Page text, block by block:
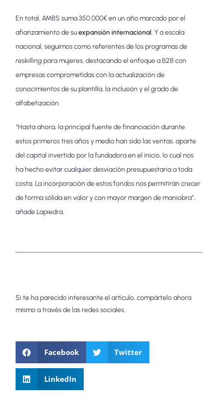
En total, AMBS suma 350.000€ en un año marcado por el
afianzamiento de suexpansión internacional. Y a escala
nacional, seguimos como referentes de los programas de
reskillingpara mujeres, destacando el enfoque a B2B con
empresas comprometidas con la actualización de
conocimientos de su plantilla, la inclusión y el grado de
alfabetización.
“Hasta ahora, la principal fuente de financiación durante
estos primeros tres años y medio han sido las ventas, aparte
del capital invertido por la fundadora en el inicio, lo cual nos
ha hecho evitar cualquier desviación presupuestaria a toda
costa. La incorporación de estos fondos nos permitirán crecer
de forma sólida en valor y con mayor margen de maniobra”,
añade Lapiedra.
Si te ha parecido interesante el artículo, compártelo ahora
mismo a través de las redes sociales.
Facebook Twitter
LinkedIn